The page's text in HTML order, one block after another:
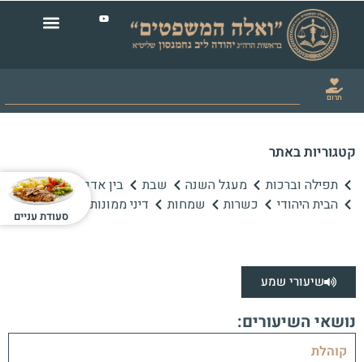
תרום
קטגוריות באתר
תפילה וברכות מעגל השנה שבת
בין אדם לחברו
הבית היהודי
כשרות שמחות דיני ממונות
שיעורי שמע
נושאי השיעורים:
קוהלת
סעודת עניים